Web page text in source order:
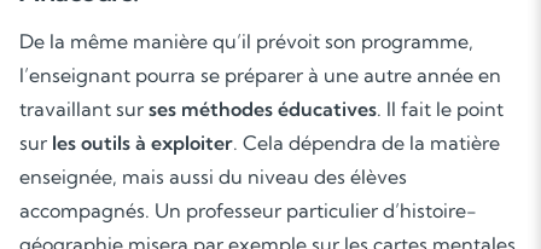
De la même manière qu’il prévoit son programme,
l’enseignant pourra se préparer à une autre année en
travaillant sur ses méthodes éducatives. Il fait le point
sur les outils à exploiter. Cela dépendra de la matière
enseignée, mais aussi du niveau des élèves
accompagnés. Un professeur particulier d’histoire-
géographie misera par exemple sur les cartes mentales